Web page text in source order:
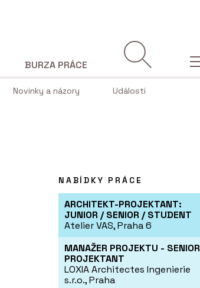
Novinky a názory Události
BURZA PRÁCE
NABÍDKY PRÁCE
ARCHITEKT-PROJEKTANT:
JUNIOR / SENIOR / STUDENT
Atelier VAS, Praha 6
MANAŽER PROJEKTU - SENIOR
PROJEKTANT
LOXIA Architectes Ingenierie
s.r.o., Praha